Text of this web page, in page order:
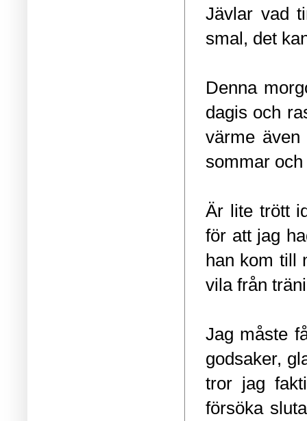
Jävlar vad
smal, det
Denna
dagis och
värme
sommar
Är lite trött
för att jag
han kom till
vila från
Jag måste
godsaker,
tror jag
försöka